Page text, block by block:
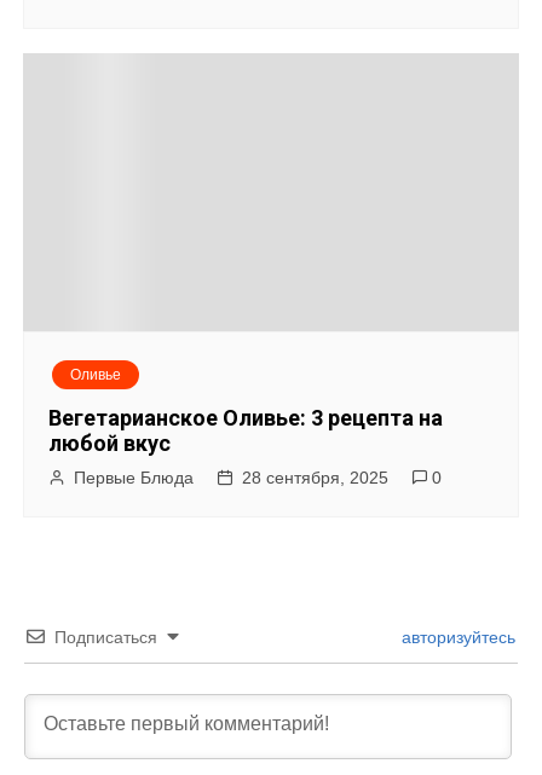
Оливье
Вегетарианское Оливье: 3 рецепта на
любой вкус
Первые Блюда 28 сентября, 2025 0
Подписаться авторизуйтесь